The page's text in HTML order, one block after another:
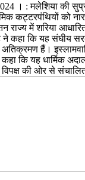
। : मलेशिया की
कट्टरपंथियों को
राज्य में शरिया
ने कहा कि यह संघीय
हैं।
कि यह धार्मिक
की ओर से